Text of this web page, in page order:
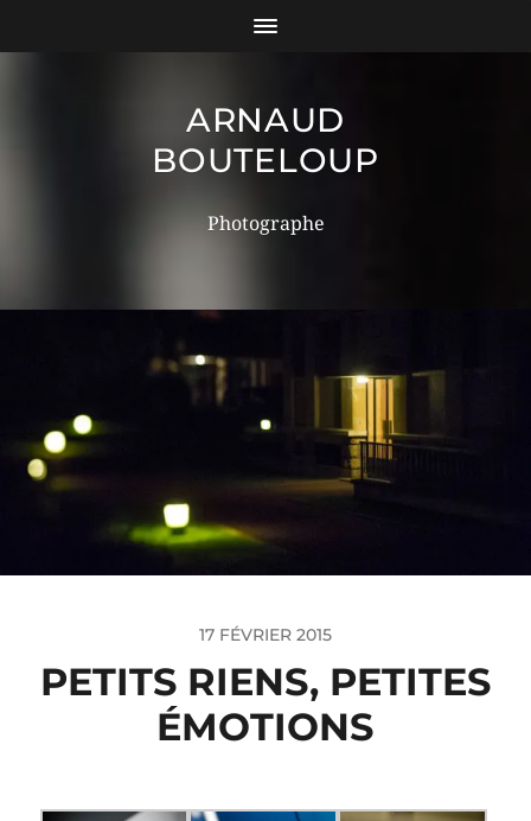
ARNAUD
BOUTELOUP
Photographe
17 FÉVRIER 2015
PETITS RIENS, PETITES
ÉMOTIONS